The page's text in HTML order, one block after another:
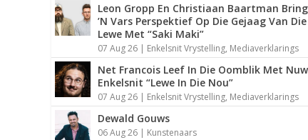
Leon Gropp En Christiaan Baartman Bring
’N Vars Perspektief Op Die Gejaag Van Die
Lewe Met “Saki Maki”
07 Aug 26 | Enkelsnit Vrystelling, Mediaverklarings
Net Francois Leef In Die Oomblik Met
Enkelsnit “Lewe In Die Nou”
07 Aug 26 | Enkelsnit Vrystelling, Mediaverklarings
Dewald Gouws
06 Aug 26 | Kunstenaars